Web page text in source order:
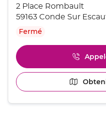
touche
ENTRÉE
obtenir
plus
amples
informations
[ECHAP
pour
vente
:
2 Place Rombault
59163 Conde Sur
Fermé